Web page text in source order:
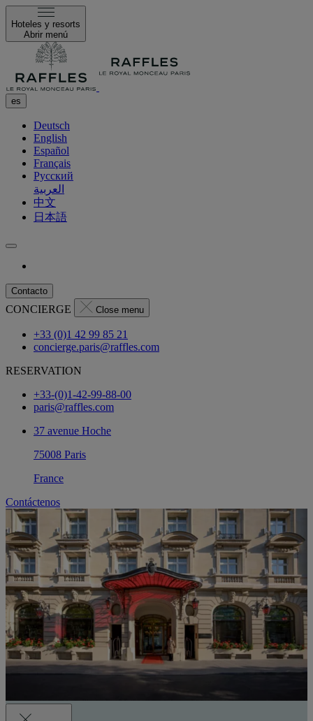
Hoteles y resorts
Abrir menú
es
Deutsch
English
Español
Français
Русский
العربية
中文
日本語
Contacto
CONCIERGE Close menu
+33 (0)1 42 99 85 21
concierge.paris@raffles.com
RESERVATION
+33-(0)1-42-99-88-00
paris@raffles.com
37 avenue Hoche
75008 Paris
France
Contáctenos